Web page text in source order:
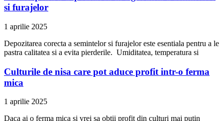
si furajelor
1 aprilie 2025
Depozitarea corecta a semintelor si furajelor este esentiala pentru a le
pastra calitatea si a evita pierderile. Umiditatea, temperatura si
Culturile de nisa care pot aduce profit intr-o ferma
mica
1 aprilie 2025
Daca ai o ferma mica si vrei sa obtii profit din culturi mai putin